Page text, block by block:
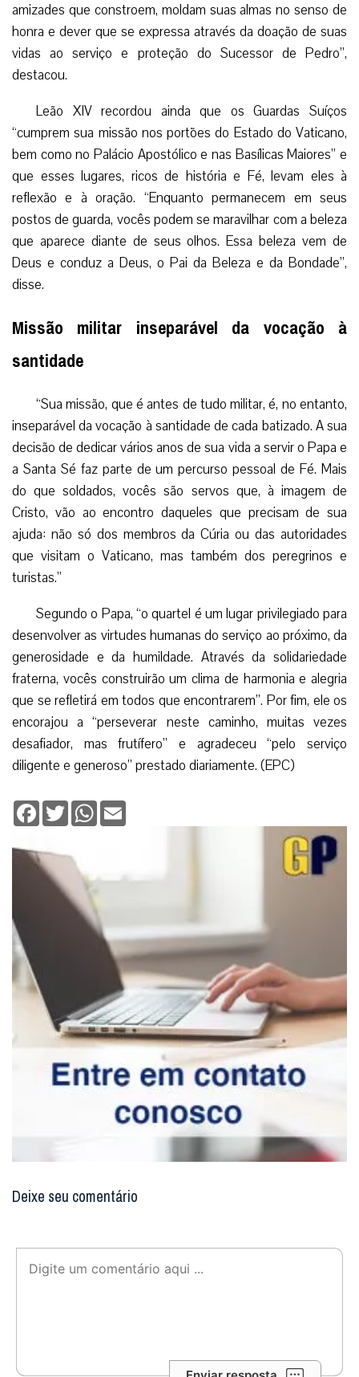
amizades que constroem, moldam suas almas no senso de
honra e dever que se expressa através da doação de suas
vidas ao serviço e proteção do Sucessor de Pedro”,
destacou.
Leão XIV recordou ainda que os Guardas Suíços
“cumprem sua missão nos portões do Estado do Vaticano,
bem como no Palácio Apostólico e nas Basílicas Maiores” e
que esses lugares, ricos de história e Fé, levam eles à
reflexão e à oração. “Enquanto permanecem em seus
postos de guarda, vocês podem se maravilhar com a beleza
que aparece diante de seus olhos. Essa beleza vem de
Deus e conduz a Deus, o Pai da Beleza e da Bondade”,
disse.
Missão militar inseparável da vocação à
santidade
“Sua missão, que é antes de tudo militar, é, no entanto,
inseparável da vocação à santidade de cada batizado. A sua
decisão de dedicar vários anos de sua vida a servir o Papa e
a Santa Sé faz parte de um percurso pessoal de Fé. Mais
do que soldados, vocês são servos que, à imagem de
Cristo, vão ao encontro daqueles que precisam de sua
ajuda: não só dos membros da Cúria ou das autoridades
que visitam o Vaticano, mas também dos peregrinos e
turistas.”
Segundo o Papa, “o quartel é um lugar privilegiado para
desenvolver as virtudes humanas do serviço ao próximo, da
generosidade e da humildade. Através da solidariedade
fraterna, vocês construirão um clima de harmonia e alegria
que se refletirá em todos que encontrarem”. Por fim, ele os
encorajou a “perseverar neste caminho, muitas vezes
desafiador, mas frutífero” e agradeceu “pelo serviço
diligente e generoso” prestado diariamente. (EPC)
Facebook
TwitterWhatsApp
Deixe seu comentário